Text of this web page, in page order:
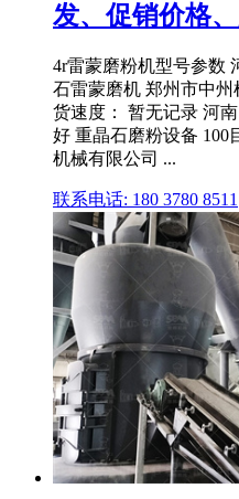
发、促销价格
4r雷蒙磨粉机型号参数
石雷蒙磨机 郑州市中
货速度： 暂无记录 河
好 重晶石磨粉设备 100
机械有限公司 ...
联系电话: 180 3780 8511